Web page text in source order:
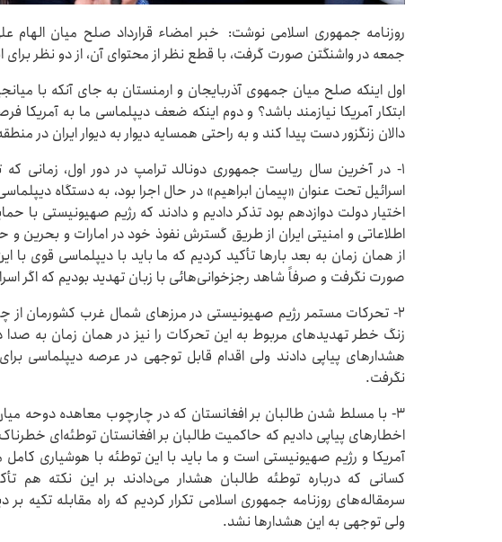
روزنامه جمهوری اسلامی نوشت: خبر امضاء قرارداد صلح میان الهام
جمعه در واشنگتن صورت گرفت، با قطع ‌نظر از محتوای آن، از دو نظر برای
اول اینکه صلح میان جمهوی آذربایجان و ارمنستان به جای آنکه با
ابتکار آمریکا نیازمند باشد؟ و دوم اینکه ضعف دیپلماسی ما به آمریکا
دالان زنگزور دست پیدا کند و به راحتی همسایه دیوار به دیوار ایران
۱- در آخرین سال ریاست جمهوری دونالد ترامپ در دور اول، زمانی
اسرائیل تحت عنوان «پیمان ابراهیم» در حال اجرا بود، به دستگاه
اختیار دولت دوازدهم بود تذکر دادیم و دادند که رژیم صهیونیستی با
اطلاعاتی و امنیتی ایران از طریق گسترش نفوذ خود در امارات و
از همان زمان به بعد بارها تأکید کردیم که ما باید با دیپلماسی قوی با
صورت نگرفت و صرفاً شاهد رجزخوانی‌هائی با زبان تهدید بودیم که اگر
۲- تحرکات مستمر رژیم صهیونیستی در مرزهای شمال غرب کشورمان از
زنگ خطر تهدیدهای مربوط به این تحرکات را نیز در همان زمان به صدا
هشدارهای پیاپی دادند ولی اقدام قابل توجهی در عرصه دیپلماسی
نگرفت.
۳- با مسلط شدن طالبان بر افغانستان که در چارچوب معاهده دوحه
اخطارهای پیاپی دادیم که حاکمیت طالبان بر افغانستان توطئه‌ای
آمریکا و رژیم صهیونیستی است و ما باید با این توطئه با هوشیاری کامل
کسانی که درباره توطئه طالبان هشدار می‌دادند بر این نکته هم
سرمقاله‌های روزنامه جمهوری اسلامی تکرار کردیم که راه مقابله تکیه
ولی توجهی به این هشدارها نشد.